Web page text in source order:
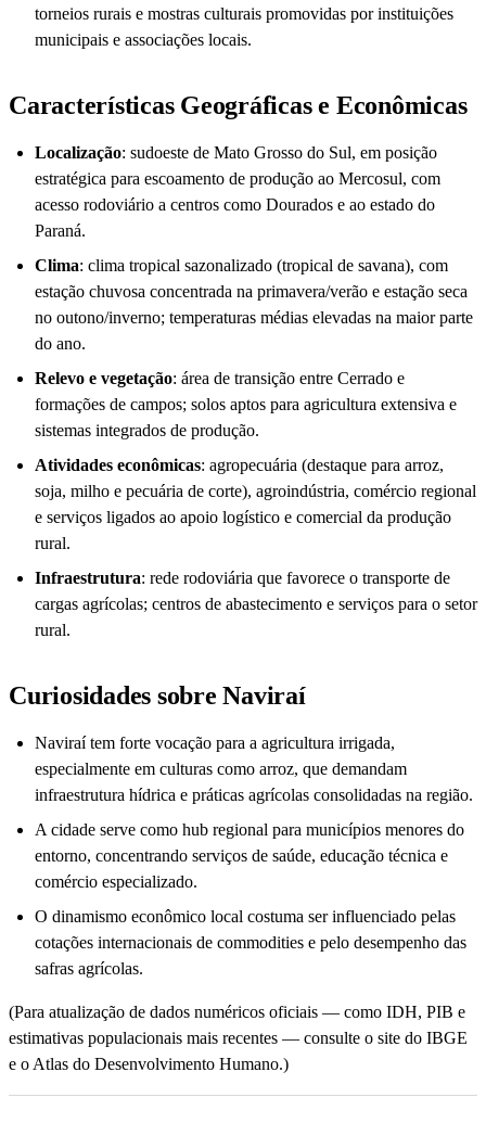
torneios rurais e mostras culturais promovidas por instituições
municipais e associações locais.
Características Geográficas e Econômicas
Localização: sudoeste de Mato Grosso do Sul, em posição
estratégica para escoamento de produção ao Mercosul, com
acesso rodoviário a centros como Dourados e ao estado do
Paraná.
Clima: clima tropical sazonalizado (tropical de savana), com
estação chuvosa concentrada na primavera/verão e estação seca
no outono/inverno; temperaturas médias elevadas na maior parte
do ano.
Relevo e vegetação: área de transição entre Cerrado e
formações de campos; solos aptos para agricultura extensiva e
sistemas integrados de produção.
Atividades econômicas: agropecuária (destaque para arroz,
soja, milho e pecuária de corte), agroindústria, comércio regional
e serviços ligados ao apoio logístico e comercial da produção
rural.
Infraestrutura: rede rodoviária que favorece o transporte de
cargas agrícolas; centros de abastecimento e serviços para o setor
rural.
Curiosidades sobre Naviraí
Naviraí tem forte vocação para a agricultura irrigada,
especialmente em culturas como arroz, que demandam
infraestrutura hídrica e práticas agrícolas consolidadas na região.
A cidade serve como hub regional para municípios menores do
entorno, concentrando serviços de saúde, educação técnica e
comércio especializado.
O dinamismo econômico local costuma ser influenciado pelas
cotações internacionais de commodities e pelo desempenho das
safras agrícolas.
(Para atualização de dados numéricos oficiais — como IDH, PIB e
estimativas populacionais mais recentes — consulte o site do IBGE
e o Atlas do Desenvolvimento Humano.)